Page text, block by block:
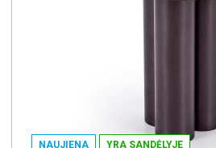
NAUJIENA YRA SANDĖLYJE